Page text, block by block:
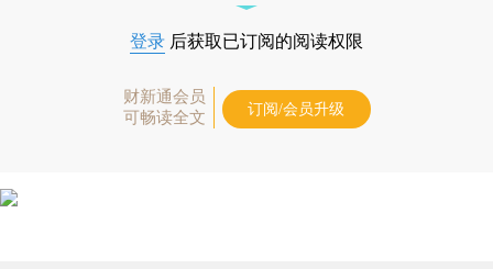
登录 后获取已订阅的阅读权限
财新通会员
可畅读全文
订阅/会员升级